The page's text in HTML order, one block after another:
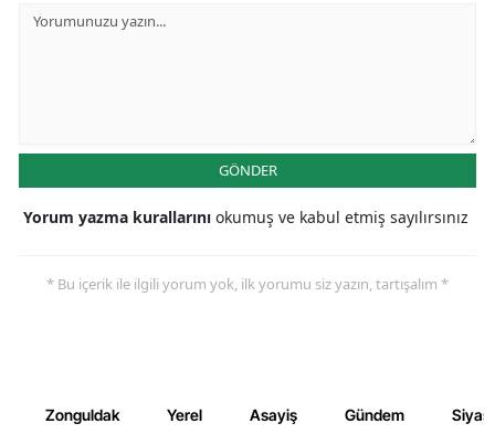
GÖNDER
Yorum yazma kurallarını okumuş ve kabul etmiş sayılırsınız
* Bu içerik ile ilgili yorum yok, ilk yorumu siz yazın, tartışalım *
Zonguldak Yerel Asayiş Gündem